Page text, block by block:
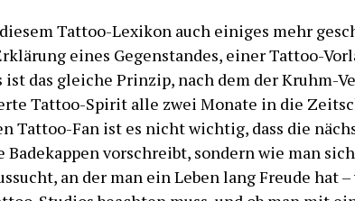
Tattoo-Lexikon auch einiges mehr
eines Gegenstandes, einer Tattoo-
ist das gleiche Prinzip, nach dem der Kruhm-
Tattoo-Spirit alle zwei Monate in die
Tattoo-Fan ist es nicht wichtig, dass die
Badekappen vorschreibt, sondern wie man
an der man ein Leben lang Freude hat –